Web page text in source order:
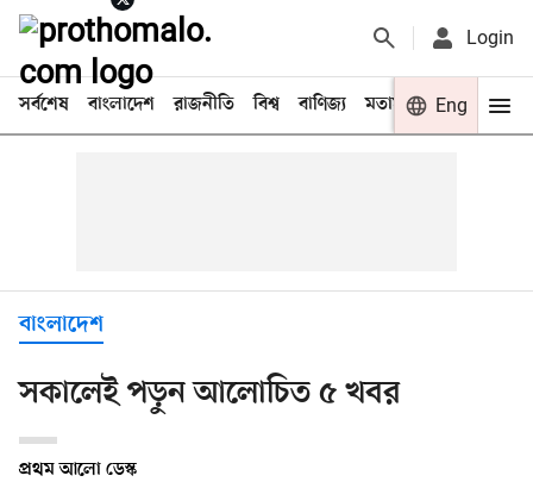
Login
সর্বশেষ বাংলাদেশ রাজনীতি বিশ্ব বাণিজ্য মতামত খেলা
Eng
বাংলাদেশ
সকালেই পড়ুন আলোচিত ৫ খবর
প্রথম আলো ডেস্ক